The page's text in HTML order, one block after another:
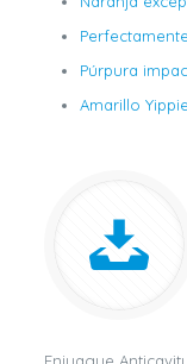
Púrpura
Amarillo Yippie